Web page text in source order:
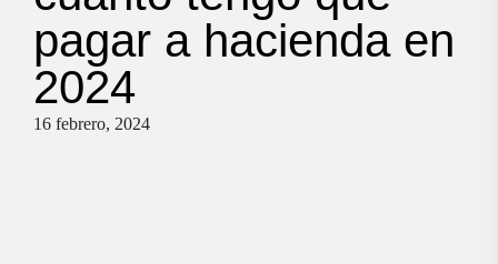
pagar a hacienda en
2024
16 febrero, 2024